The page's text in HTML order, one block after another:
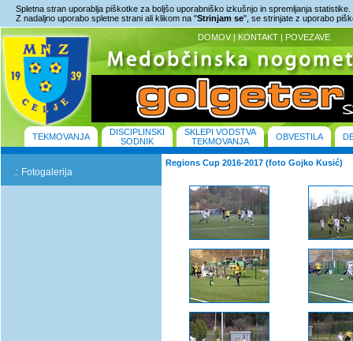
Spletna stran uporablja piškotke za boljšo uporabniško izkušnjo in spremljanja statistike.
Z nadaljno uporabo spletne strani ali klikom na "Strinjam se", se strinjate z uporabo
DOMOV | KONTAKT | POVEZAVE
TEKMOVANJA
DISCIPLINSKI
SODNIK
SKLEPI VODSTVA
TEKMOVANJA
OBVESTILA
.: Fotogalerija
Regions Cup 2016-2017 (foto Gojko Kusić)